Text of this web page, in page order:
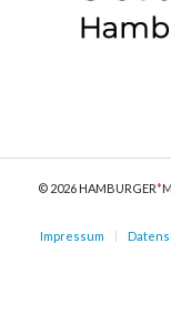
© 2026 HAMBURGER*
Impressum